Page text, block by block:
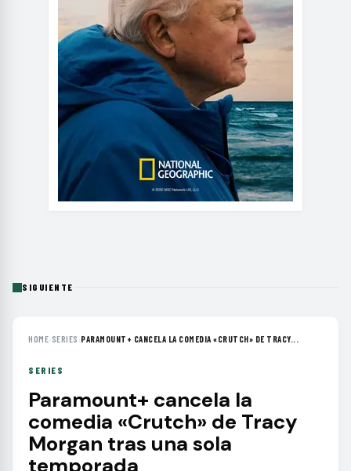
SIGUIENTE
HOME› SERIES ›PARAMOUNT+ CANCELA LA COMEDIA «CRUTCH» DE TRACY...
SERIES
Paramount+ cancela la
comedia «Crutch» de Tracy
Morgan tras una sola
temporada